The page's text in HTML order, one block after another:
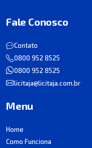
Fale Conosco
Contato
0800 952 8525
0800 952 8525
licitaja@licitaja.com.br
Menu
Home
Como Funciona